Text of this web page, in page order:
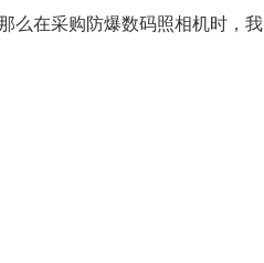
么在采购防爆数码照相机时，我